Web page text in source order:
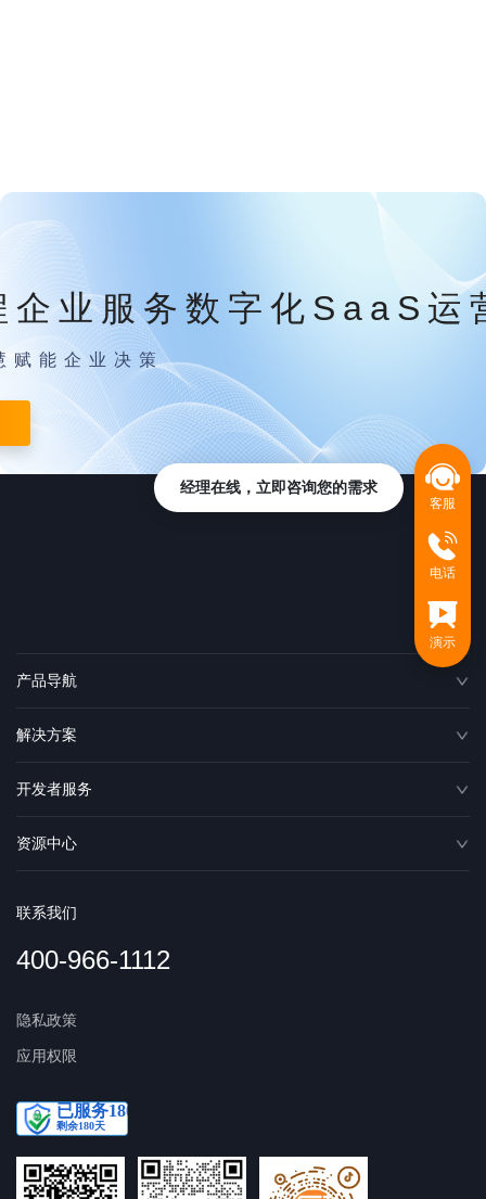
企业服务数字化SaaS运
赋能企业决策
产品导航
解决方案
开发者服务
资源中心
联系我们
400-966-1112
隐私政策
应用权限
客服
电话
演示
经理在线，立即咨询您的需求